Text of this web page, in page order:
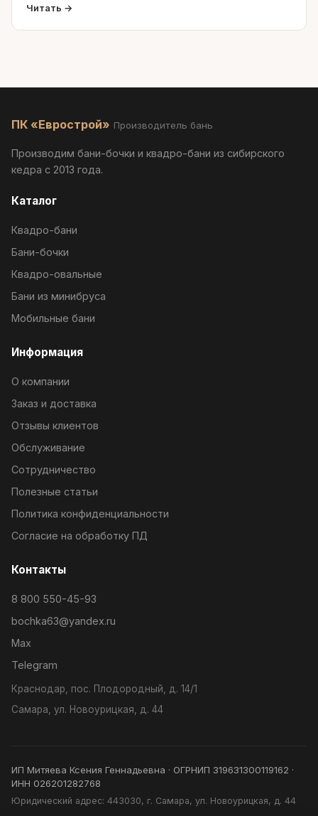
Читать →
ПК «Еврострой» Производитель бань
Производим бани-бочки и квадро-бани из сибирского
кедра с 2013 года.
Каталог
Квадро-бани
Бани-бочки
Квадро-овальные
Бани из минибруса
Мобильные бани
Информация
О компании
Заказ и доставка
Отзывы клиентов
Обслуживание
Сотрудничество
Полезные статьи
Политика конфиденциальности
Согласие на обработку ПД
Контакты
8 800 550-45-93
bochka63@yandex.ru
Max
Telegram
Краснодар, пос. Плодородный, д. 14/1
Самара, ул. Новоурицкая, д. 44
ИП Митяева Ксения Геннадьевна · ОГРНИП 319631300119162 ·
ИНН 026201282768
Юридический адрес: 443030, г. Самара, ул. Новоурицкая, д. 44